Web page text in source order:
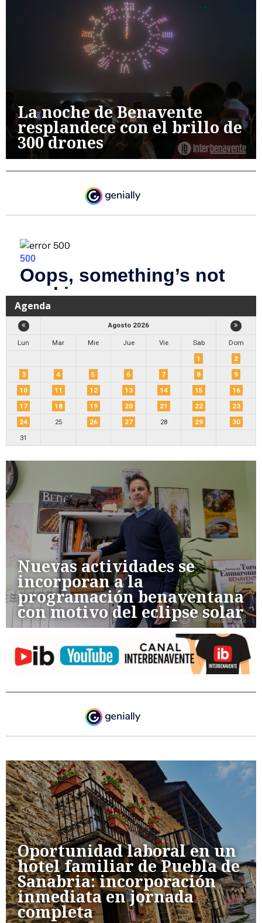
La noche de Benavente
resplandece con el brillo de
300 drones
Agenda
Agosto 2026
Lun Mar Mie Jue Vie Sab
Dom
1
2
3
4 5 6 7 8
9
10
11 12 13 14 15
16
17
18 19 20 21 22
23
24
25 26 27 28 29
30
31
Nuevas actividades se
incorporan a la
programación benaventana
con motivo del eclipse solar
Oportunidad laboral en un
hotel familiar de Puebla de
Sanabria: incorporación
inmediata en jornada
completa